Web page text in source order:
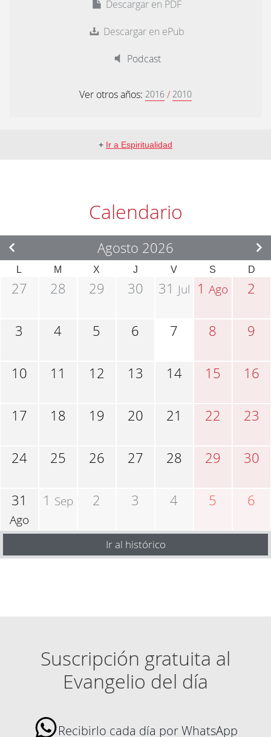
Descargar en PDF
Descargar en ePub
Podcast
Ver otros años: 2016 / 2010
+ Ir a Espiritualidad
Calendario
Agosto 2026
L M X J V S D
27 28 29 30 31 Jul 1Ago 2
3 4 5 6 7 8 9
10 11 12 13 14 15 16
17 18 19 20 21 22 23
24 25 26 27 28 29 30
31
Ago
1 Sep 2 3 4 5 6
Ir al histórico
Suscripción gratuita al
Evangelio del día
Recibirlo cada día por WhatsApp